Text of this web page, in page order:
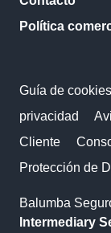
Política
Guía de cookies
privacidad
Cliente
Protección de
Balumba
Intermediary